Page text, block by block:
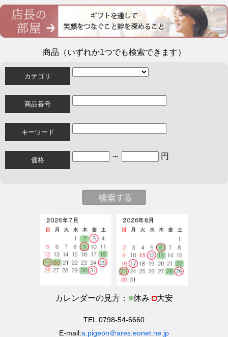
商品（いずれか1つでも検索できます）
カテゴリ
商品番号
キーワード
価格 ～ 円
カレンダーの見方： ■休み 大安
TEL:0798-54-6660
E-mail:a.pigeon＠ares.eonet.ne.jp